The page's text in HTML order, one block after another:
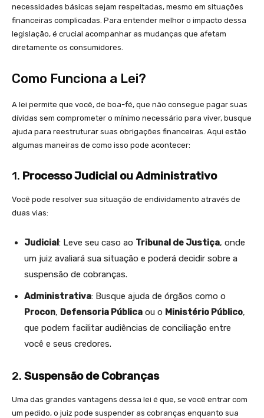
necessidades básicas sejam respeitadas, mesmo em situações
financeiras complicadas. Para entender melhor o impacto dessa
legislação, é crucial acompanhar as mudanças que afetam
diretamente os consumidores.
Como Funciona a Lei?
A lei permite que você, de boa-fé, que não consegue pagar suas
dívidas sem comprometer o mínimo necessário para viver, busque
ajuda para reestruturar suas obrigações financeiras. Aqui estão
algumas maneiras de como isso pode acontecer:
1. Processo Judicial ou Administrativo
Você pode resolver sua situação de endividamento através de
duas vias:
Judicial: Leve seu caso ao Tribunal de Justiça, onde
um juiz avaliará sua situação e poderá decidir sobre a
suspensão de cobranças.
Administrativa: Busque ajuda de órgãos como o
Procon, Defensoria Pública ou o Ministério Público,
que podem facilitar audiências de conciliação entre
você e seus credores.
2. Suspensão de Cobranças
Uma das grandes vantagens dessa lei é que, se você entrar com
um pedido, o juiz pode suspender as cobranças enquanto sua